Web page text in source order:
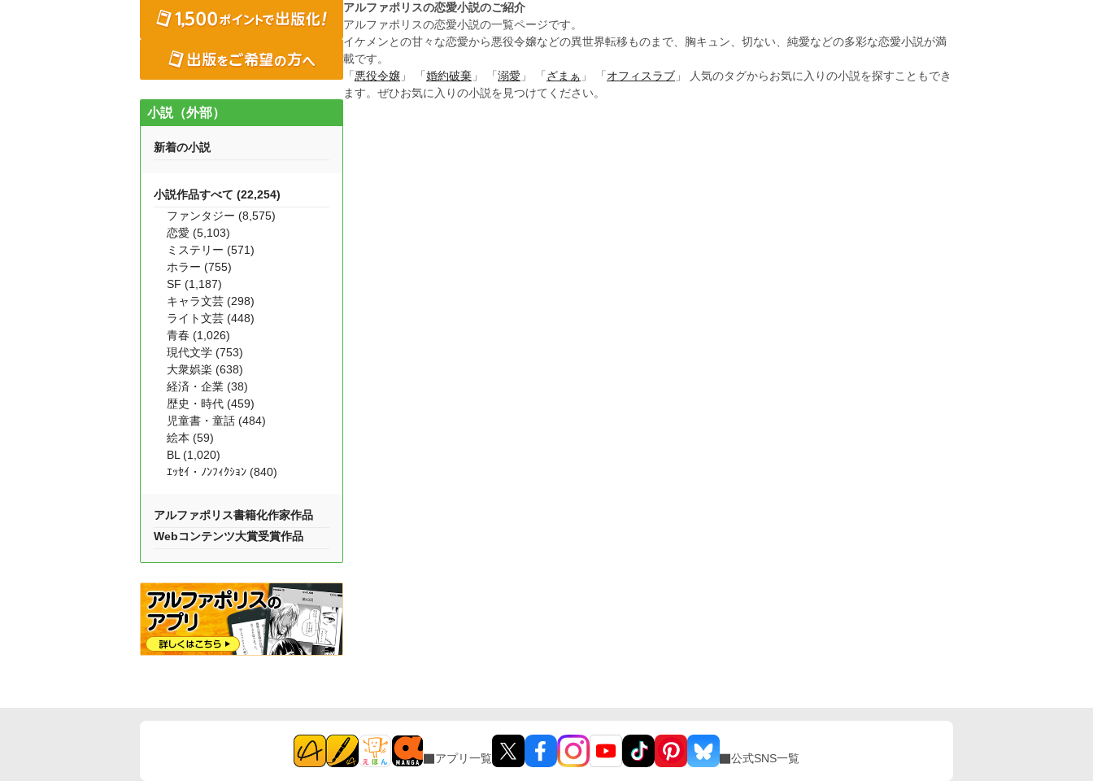
アルファポリスの恋愛小説のご紹介
アルファポリスの恋愛小説の一覧ページです。
イケメンとの甘々な恋愛から悪役令嬢などの異世界転移ものまで、胸キュン、切ない、純愛などの多彩な恋愛小説が満
載です。
「 悪役令嬢 」 「 婚約破棄 」 「 溺愛 」 「 ざまぁ 」 「 オフィスラブ 」 人気のタグからお気に入りの小説を探すこともでき
ます。ぜひお気に入りの小説を見つけてください。
小説（外部）
新着の小説
小説作品すべて (22,254)
ファンタジー (8,575)
恋愛 (5,103)
ミステリー (571)
ホラー (755)
SF (1,187)
キャラ文芸 (298)
ライト文芸 (448)
青春 (1,026)
現代文学 (753)
大衆娯楽 (638)
経済・企業 (38)
歴史・時代 (459)
児童書・童話 (484)
絵本 (59)
BL (1,020)
ｴｯｾｲ・ﾉﾝﾌｨｸｼｮﾝ (840)
アルファポリス書籍化作家作品
Webコンテンツ大賞受賞作品
アプリ一覧 公式SNS一覧